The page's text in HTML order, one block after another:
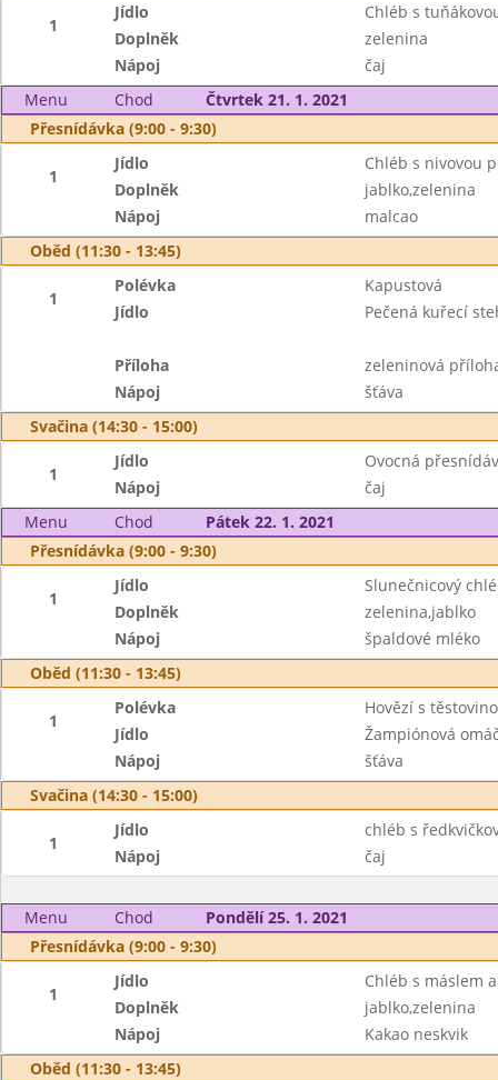
1
Jídlo
Chléb s
Doplněk
zelenina
Nápoj
čaj
Menu
Chod
Čtvrtek 21. 1. 2021
Přesnídávka (9:00 - 9:30)
1
Jídlo
Chléb s nivovou
Doplněk
jablko,zelenina
Nápoj
malcao
Oběd (11:30 - 13:45)
1
Polévka
Kapustová
Jídlo
Pečená kuřecí
Příloha
zeleninová
Nápoj
šťáva
Svačina (14:30 - 15:00)
1
Jídlo
Ovocná
Nápoj
čaj
Menu
Chod
Pátek 22. 1. 2021
Přesnídávka (9:00 - 9:30)
1
Jídlo
Slunečnicový
Doplněk
zelenina,jablko
Nápoj
špaldové mléko
Oběd (11:30 - 13:45)
1
Polévka
Hovězí s
Jídlo
Žampiónová
Nápoj
šťáva
Svačina (14:30 - 15:00)
1
Jídlo
chléb s
Nápoj
čaj
Menu Chod
Pondělí 25. 1. 2021
Přesnídávka (9:00 - 9:30)
1
Jídlo
Chléb s máslem
Doplněk
jablko,zelenina
Nápoj
Kakao neskvik
Oběd (11:30 - 13:45)